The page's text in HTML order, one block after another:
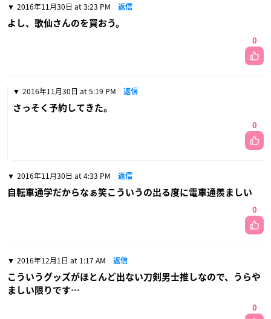
2016年11月30日 at 3:23 PM 返信
よし、歌仙さんのを買おう。
0
2016年11月30日 at 5:19 PM 返信
さっそく予約してきた。
0
2016年11月30日 at 4:33 PM 返信
自転車通学だからなぁ笑こういうの出る度に電車通羨ましい
0
2016年12月1日 at 1:17 AM 返信
こういうグッズがほとんど出ない刀剣男士推しなので、うらや
ましい限りです…
0